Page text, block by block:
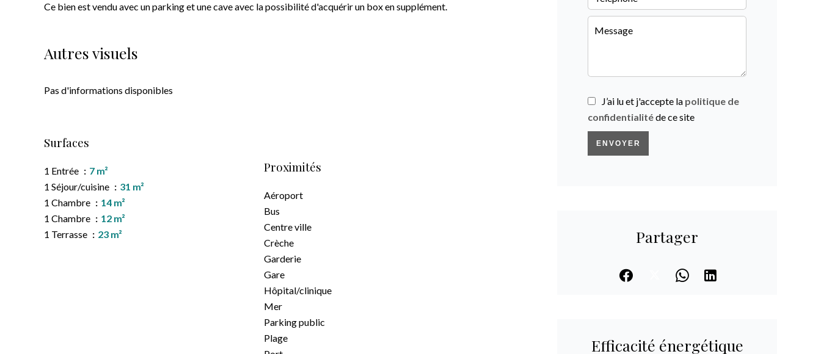
Ce bien est vendu avec un parking et une cave avec la possibilité d'acquérir un box en supplément.
Autres visuels
Pas d'informations disponibles
Surfaces
1 Entrée
7 m²
1 Séjour/cuisine
31 m²
1 Chambre
14 m²
1 Chambre
12 m²
1 Terrasse
23 m²
Proximités
Aéroport
Bus
Centre ville
Crèche
Garderie
Gare
Hôpital/clinique
Mer
Parking public
Plage
J’ai lu et j'accepte la politique de
confidentialitéde ce site
ENVOYER
Partager
Efficacité énergétique